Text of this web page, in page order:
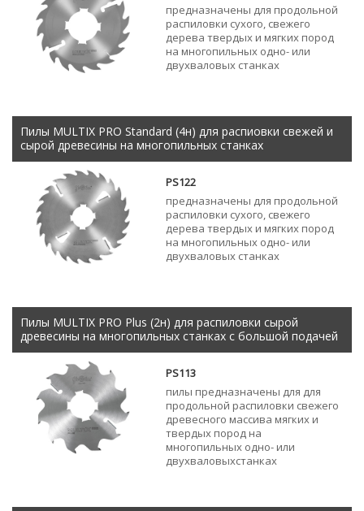
предназначены для продольной
распиловки сухого, свежего
дерева твердых и мягких пород
на многопильных одно- или
двухваловых станках
Пилы MULTIX PRO Standard (4н) для распиовки свежей и
сырой древесины на многопильных станках
PS122
предназначены для продольной
распиловки сухого, свежего
дерева твердых и мягких пород
на многопильных одно- или
двухваловых станках
Пилы MULTIX PRO Plus (2н) для распиловки сырой
древесины на многопильных станках с большой подачей
PS113
пилы предназначены для для
продольной распиловки свежего
древесного массива мягких и
твердых пород на
многопильных одно- или
двухваловыхстанках